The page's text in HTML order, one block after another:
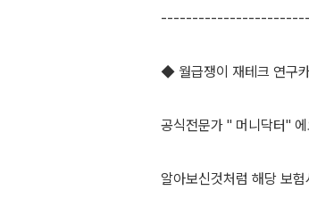
◆ 월급쟁이 재테크 연구
공식전문가 " 머니닥터"
알아보신것처럼 해당 보